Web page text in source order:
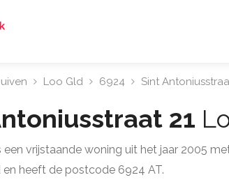
Loo Gld 6924 Sint
21
een vrijstaande woning uit het jaar 2005
heeft de postcode 6924 AT.